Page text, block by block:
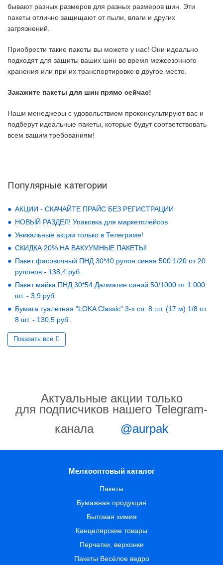
бывают разных размеров для разных размеров шин. Эти
пакеты отлично защищают от пыли, влаги и других
загрязнений.
Приобрести такие пакеты вы можете у нас! Они идеально
подходят для защиты ваших шин во время межсезонного
хранения или при их транспортировке в другое место.
Закажите пакеты для шин прямо сейчас!
Наши менеджеры с удовольствием проконсультируют вас и
подберут идеальные пакеты, которые будут соответствовать
всем вашим требованиям!
Популярные категории
АКЦИИ - СКАЧАЙТЕ ПРАЙС БЕЗ РЕГИСТРАЦИИ
НОВЫЙ РАЗДЕЛ! Упаковка для маркетплейсов
Уникальные акции только в Телеграме!
СКИДКА 20% НА ВАКУУМНЫЕ ПАКЕТЫ!
Пакет фасовочный ПНД 30*40 рулон синяя 500 1/20 от 20
рулонов - 138,4 руб.
Пакет майка ПНД 30*54 Далматин синий 50/1000 от 1 000
шт. - 3,9 руб.
Бумага туалетная "LOKA Classic" 3-х сл. 8 шт. (17 м) 1/8 от
8 шт. - 130,5 руб.
Показать все
Актуальные акции только
для подписчиков нашего Telegram-
канала
@aurpak
Мелкооптовый каталог
Пакеты
Бумажная продукция
Бытовая химия
Канцелярские товары
Перчатки, верхонки
Пакеты Весёлое ведро